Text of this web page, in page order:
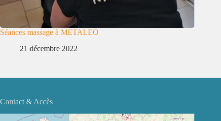
Séances massage à METALEO
21 décembre 2022
Contact & Accès